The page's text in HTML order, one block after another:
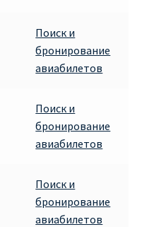
Поиск и
бронирование
авиабилетов
Поиск и
бронирование
авиабилетов
Поиск и
бронирование
авиабилетов